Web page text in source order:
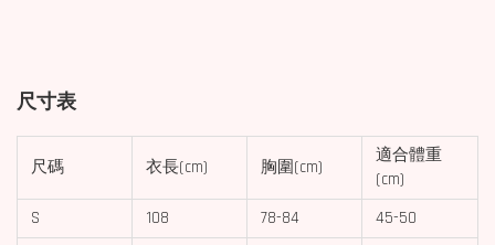
尺寸表
尺碼 衣長(cm) 胸圍(cm)
適合體重
(cm)
S
108 78-84
45-50